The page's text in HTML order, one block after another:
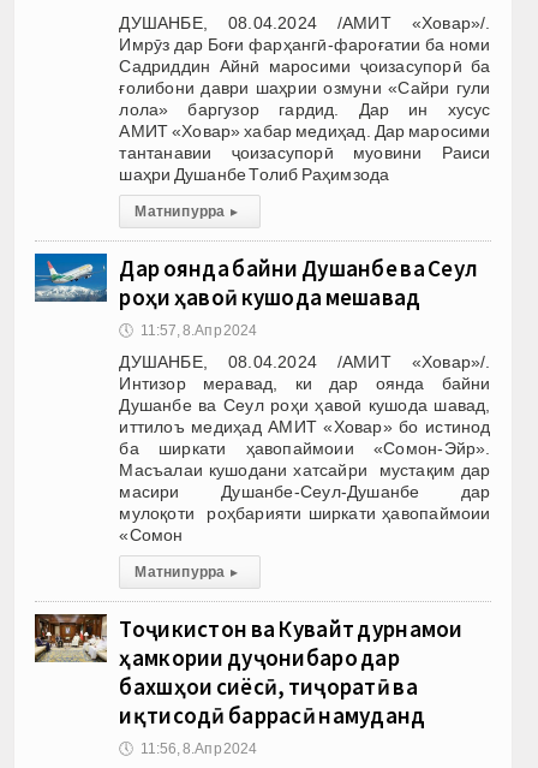
ДУШАНБЕ, 08.04.2024 /АМИТ «Ховар»/.
Имрӯз дар Боғи фарҳангӣ-фароғатии ба номи
Садриддин Айнӣ маросими ҷоизасупорӣ ба
ғолибони даври шаҳрии озмуни «Сайри гули
лола» баргузор гардид. Дар ин хусус
АМИТ «Ховар» хабар медиҳад. Дар маросими
тантанавии ҷоизасупорӣ муовини Раиси
шаҳри Душанбе Толиб Раҳимзода
Матни пурра ▸
Дар оянда байни Душанбе ва Сеул
роҳи ҳавоӣ кушода мешавад
🕔 11:57, 8.Апр 2024
ДУШАНБЕ, 08.04.2024 /АМИТ «Ховар»/.
Интизор меравад, ки дар оянда байни
Душанбе ва Сеул роҳи ҳавоӣ кушода шавад,
иттилоъ медиҳад АМИТ «Ховар» бо истинод
ба ширкати ҳавопаймоии «Сомон-Эйр».
Масъалаи кушодани хатсайри мустақим дар
масири Душанбе-Сеул-Душанбе дар
мулоқоти роҳбарияти ширкати ҳавопаймоии
«Сомон
Матни пурра ▸
Тоҷикистон ва Кувайт дурнамои
ҳамкории дуҷонибаро дар
бахшҳои сиёсӣ, тиҷоратӣ ва
иқтисодӣ баррасӣ намуданд
🕔 11:56, 8.Апр 2024